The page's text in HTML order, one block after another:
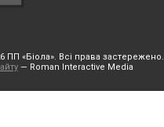
ПП «Біола». Всi права заcтережено.
— Roman Interactive Media